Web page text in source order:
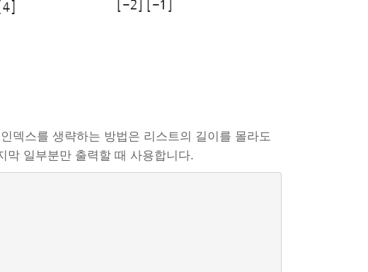
덱스를 생략하는 방법은 리스트의 길이를 몰라도
막 일부분만 출력할 때 사용합니다.